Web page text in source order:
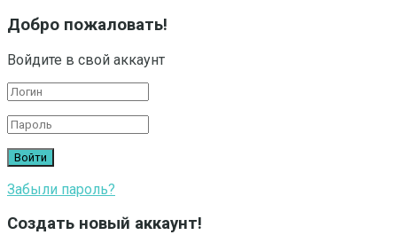
Добро пожаловать!
Войдите в свой аккаунт
Забыли пароль?
Создать новый аккаунт!